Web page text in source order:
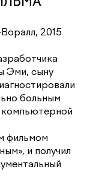
2015
Эми, сыну
больным
компьютерной
фильмом
и получил